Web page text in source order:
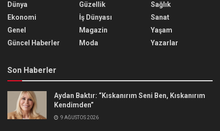
Dünya
Ekonomi
Genel
Güncel Haberler
Güzellik
İş Dünyası
Magazin
Moda
Sağlık
Sanat
Yaşam
Yazarlar
Son Haberler
Aydan Baktır: “Kıskanırım Seni Ben, Kıskanırım
Kendimden”
9 AĞUSTOS 2026